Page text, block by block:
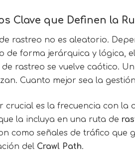
Clave que Definen la
rastreo no es aleatorio.
de forma jerárquica y lógica, el
rastreo se vuelve caótico.
Cuanto mejor sea la
crucial es la frecuencia con la
la incluya en una ruta de
como señales de tráfico que
del Crawl Path.